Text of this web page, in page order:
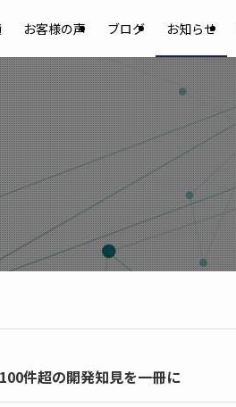
お客様の声 ブログ お知らせ
件超の開発知見を一冊に